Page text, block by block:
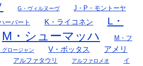
G・ヴィルヌーヴ J・P・モントーヤ
ーバート K・ライコネン
L・
M・シューマッハ
M・フ
グロージャン V・ボッタス
アメリ
アルファタウリ アルファロメオ
イ